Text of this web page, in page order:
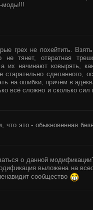
моды!!!
грех не похейтить.
тянет, отвратная
их начинают ковырять,
сделанного,
на ошибки, причём в
всё сложно и сколько
что это - обыкновенная
о данной
выложена на
сообщество